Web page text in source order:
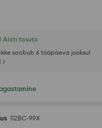
Alati tasuta
saabub 6 tööpäeva jooksul
>
112BC-99X